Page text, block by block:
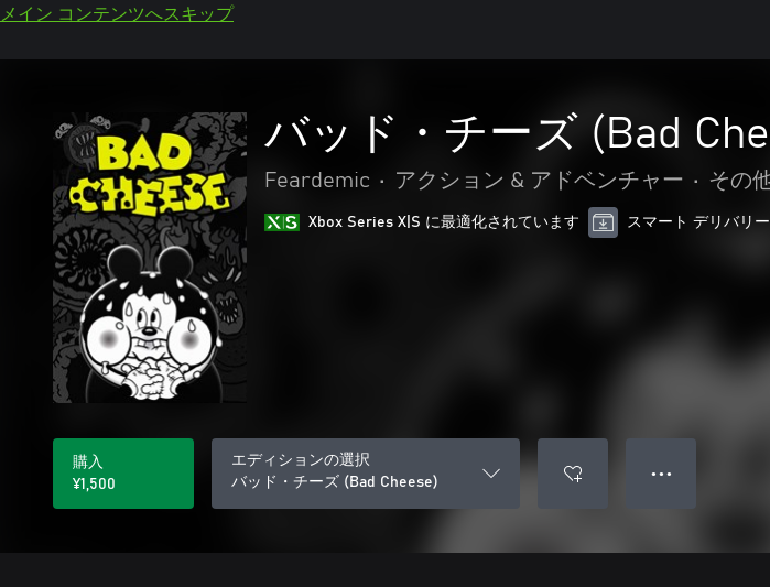
メイン コンテンツへスキップ
バッド・チーズ (Bad
Feardemic • アクション & アドベンチャー • その
Xbox Series X|S に最適化されています スマート デリバリー
購入
¥1,500
エディションの選択
バッド・チーズ (Bad Cheese)
● ● ●